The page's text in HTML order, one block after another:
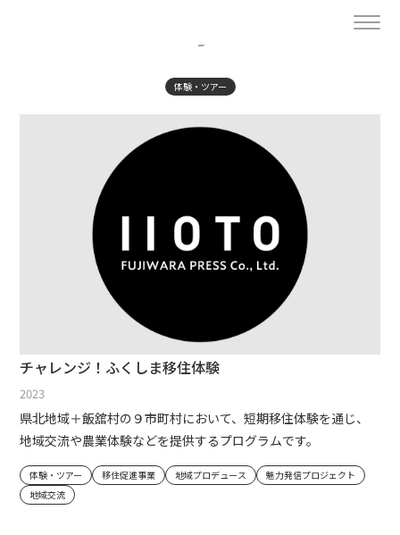
体験・ツアー
チャレンジ！ふくしま移住体験
2023
県北地域＋飯舘村の９市町村において、短期移住体験を通じ、
地域交流や農業体験などを提供するプログラムです。
体験・ツアー 移住促進事業 地域プロデュース
魅力発信プロジェクト
地域交流